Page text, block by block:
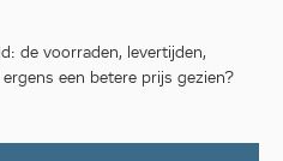
de voorraden, levertijden,
een betere prijs gezien?